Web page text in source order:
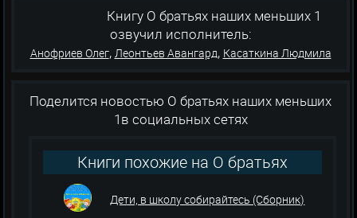
Книгу О братьях наших меньших 1
озвучил исполнитель:
Анофриев Олег, Леонтьев Авангард, Касаткина Людмила
Поделится новостью О братьях наших меньших
1в социальных сетях
Книги похожие на О братьях
Дети, в школу собирайтесь (Сборник)